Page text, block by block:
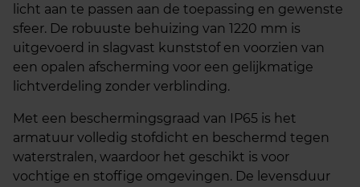
licht aan te passen aan de toepassing en gewenste
sfeer. De robuuste behuizing van 1220 mm is
uitgevoerd in slagvast kunststof en voorzien van
een opalen afscherming voor een gelijkmatige
lichtverdeling zonder verblinding.
Met een beschermingsgraad van IP65 is het
armatuur volledig stofdicht en beschermd tegen
waterstralen, waardoor het geschikt is voor
vochtige en stoffige omgevingen. De levensduur